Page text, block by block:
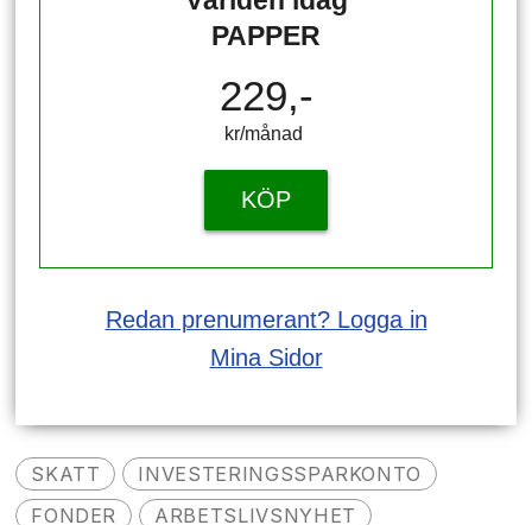
PAPPER
229,-
kr/månad ​​​​​​
KÖP
Redan prenumerant? Logga in
Mina Sidor
SKATT
INVESTERINGSSPARKONTO
FONDER
ARBETSLIVSNYHET